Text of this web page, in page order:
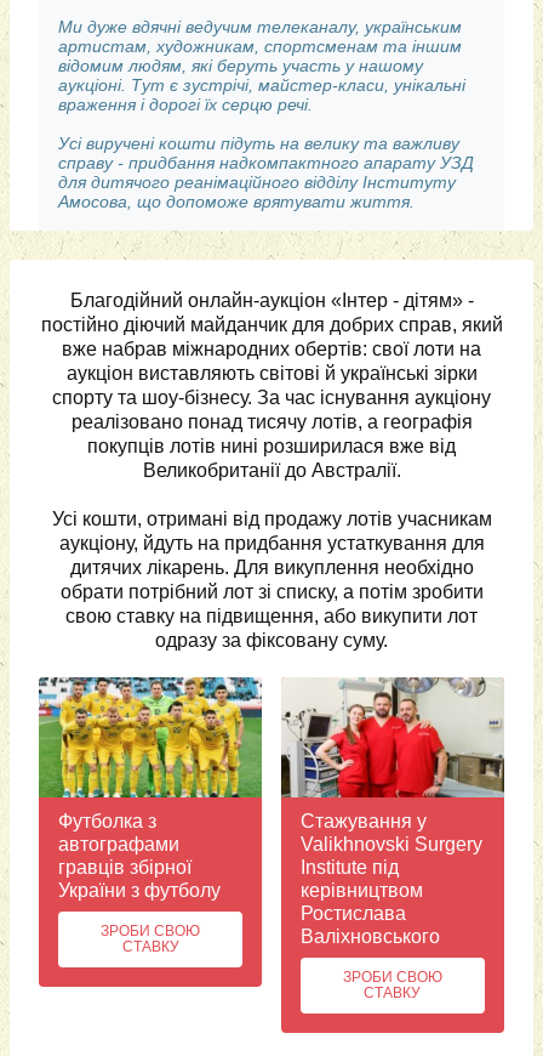
Ми дуже вдячні ведучим телеканалу, українським
артистам, художникам, спортсменам та іншим
відомим людям, які беруть участь у нашому
аукціоні. Тут є зустрічі, майстер-класи, унікальні
враження і дорогі їх серцю речі.
Усі виручені кошти підуть на велику та важливу
справу - придбання надкомпактного апарату УЗД
для дитячого реанімаційного відділу Інституту
Амосова, що допоможе врятувати життя.
Благодійний онлайн-аукціон «Інтер - дітям» -
постійно діючий майданчик для добрих справ, який
вже набрав міжнародних обертів: свої лоти на
аукціон виставляють світові й українські зірки
спорту та шоу-бізнесу. За час існування аукціону
реалізовано понад тисячу лотів, а географія
покупців лотів нині розширилася вже від
Великобританії до Австралії.
Усі кошти, отримані від продажу лотів учасникам
аукціону, йдуть на придбання устаткування для
дитячих лікарень. Для викуплення необхідно
обрати потрібний лот зі списку, а потім зробити
свою ставку на підвищення, або викупити лот
одразу за фіксовану суму.
Футболка з
автографами
гравців збірної
України з футболу
ЗРОБИ СВОЮ
СТАВКУ
Стажування у
Valikhnovski Surgery
Institute під
керівництвом
Ростислава
Валіхновського
ЗРОБИ СВОЮ
СТАВКУ